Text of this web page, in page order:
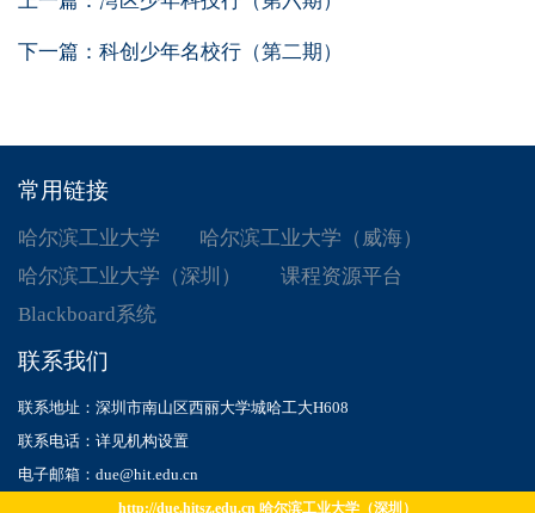
下一篇： 科创少年名校行（第二期）
常用链接
哈尔滨工业大学
哈尔滨工业大学（威海）
哈尔滨工业大学（深圳）
课程资源平台
Blackboard系统
联系我们
联系地址：深圳市南山区西丽大学城哈工大H608
联系电话：详见机构设置
电子邮箱：due@hit.edu.cn
http://due.hitsz.edu.cn 哈尔滨工业大学（深圳）